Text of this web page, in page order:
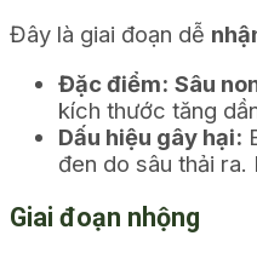
Đây là giai đoạn dễ
Đặc điểm: Sâu
kích thước tăng
Dấu hiệu gây hại:
đen do sâu thải
Giai đoạn nhộng